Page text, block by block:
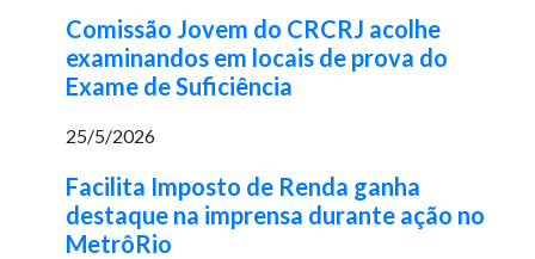
Comissão Jovem do CRCRJ acolhe
examinandos em locais de prova do
Exame de Suficiência
25/5/2026
Facilita Imposto de Renda ganha
destaque na imprensa durante ação no
MetrôRio